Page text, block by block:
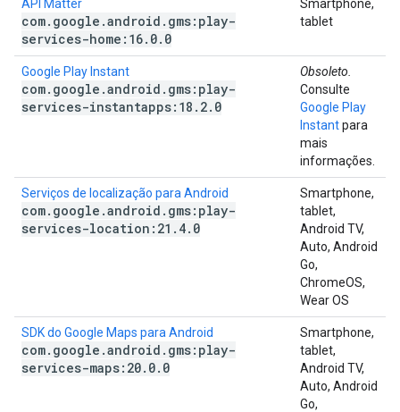
API Matter
com. google .android . gms:play-
services-home:16. 0. 0
Smartphone,
tablet
Google Play Instant
com. google .android . gms:play-
services-instantapps:18 . 2. 0
Obsoleto.
Consulte
Google Play
Instantpara
mais
informações.
Serviços de localização para Android
com. google .android . gms:play-
services-location:21 . 4. 0
Smartphone,
tablet,
Android TV,
Auto, Android
Go,
ChromeOS,
Wear OS
SDK do Google Maps para Android
com. google .android . gms:play-
services-maps:20. 0. 0
Smartphone,
tablet,
Android TV,
Auto, Android
Go,